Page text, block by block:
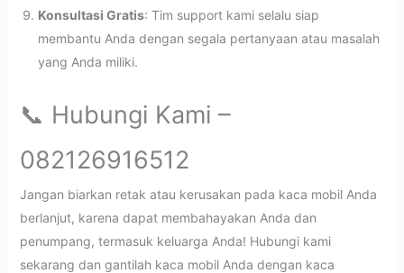
Konsultasi Gratis: Tim support kami selalu siap
membantu Anda dengan segala pertanyaan atau masalah
yang Anda miliki.
📞 Hubungi Kami –
082126916512
Jangan biarkan retak atau kerusakan pada kaca mobil Anda
berlanjut, karena dapat membahayakan Anda dan
penumpang, termasuk keluarga Anda! Hubungi kami
sekarang dan gantilah kaca mobil Anda dengan kaca